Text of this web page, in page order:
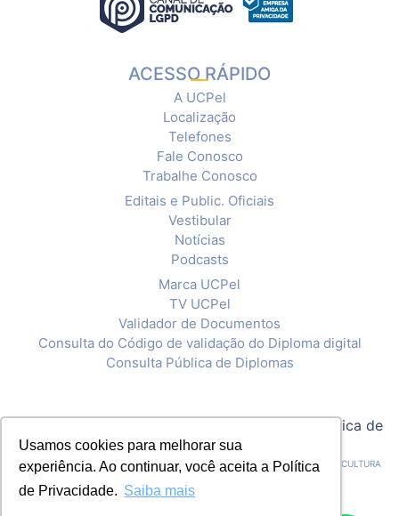
Usamos cookies para melhorar sua
experiência. Ao continuar, você aceita a Política
de Privacidade. Saiba mais
ACESSO RÁPIDO
A UCPel
Localização
Telefones
Fale Conosco
Trabalhe Conosco
Editais e Public. Oficiais
Vestibular
Notícias
Podcasts
Marca UCPel
TV UCPel
Validador de Documentos
Consulta do Código de validação do Diploma digital
Consulta Pública de Diplomas
Política de
Privacidade
CNPJ: 92.238.914/0001-03 - ASSOCIAÇÃO PELOTENSE DE ASSISTÊNCIA E CULTURA